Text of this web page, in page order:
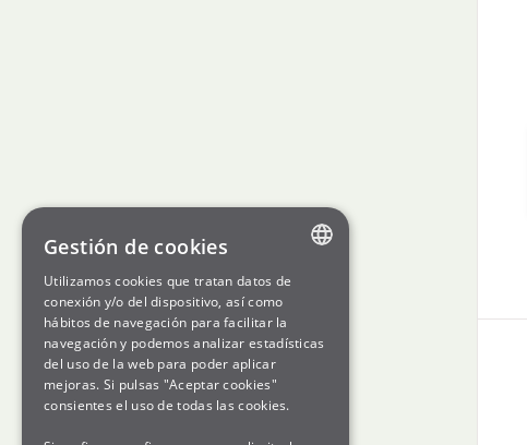
ENGLISH
SPANISH
GL
BASQUE
Gestión de cookies
Utilizamos cookies que tratan datos de
conexión y/o del dispositivo, así como
hábitos de navegación para facilitar la
navegación y podemos analizar estadísticas
del uso de la web para poder aplicar
mejoras. Si pulsas "Aceptar cookies"
consientes el uso de todas las cookies.